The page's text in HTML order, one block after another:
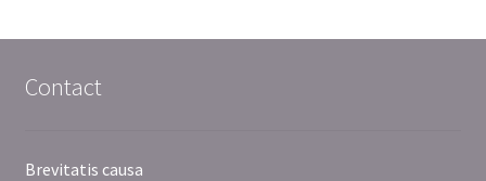
Contact
Brevitatis causa